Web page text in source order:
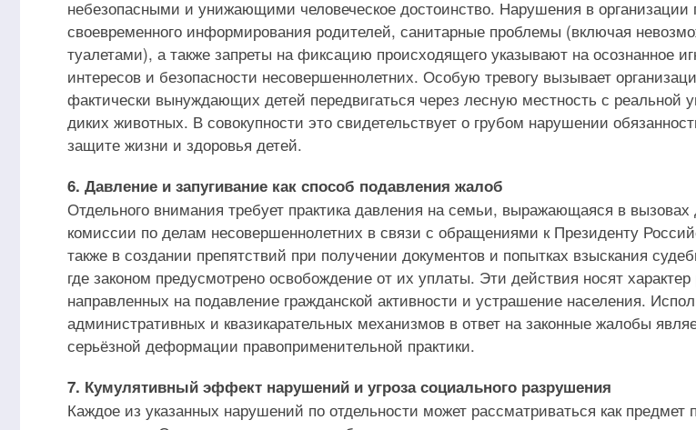
небезопасными и унижающими человеческое достоинство. Нарушения в организации
своевременного информирования родителей, санитарные проблемы (включая
туалетами), а также запреты на фиксацию происходящего указывают на осознанное
интересов и безопасности несовершеннолетних. Особую тревогу вызывает
фактически вынуждающих детей передвигаться через лесную местность с реальной
диких животных. В совокупности это свидетельствует о грубом нарушении
защите жизни и здоровья детей.
6. Давление и запугивание как способ подавления жалоб
Отдельного внимания требует практика давления на семьи, выражающаяся в вызовах
комиссии по делам несовершеннолетних в связи с обращениями к Президенту
также в создании препятствий при получении документов и попытках взыскания
где законом предусмотрено освобождение от их уплаты. Эти действия носят
направленных на подавление гражданской активности и устрашение населения.
административных и квазикарательных механизмов в ответ на законные жалобы
серьёзной деформации правоприменительной практики.
7. Кумулятивный эффект нарушений и угроза социального разрушения
Каждое из указанных нарушений по отдельности может рассматриваться как предмет